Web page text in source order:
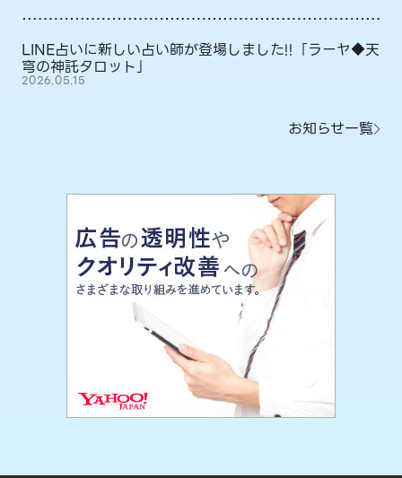
LINE占いに新しい占い師が登場しました!!「ラーヤ◆天
穹の神託タロット」
2026.05.15
お知らせ一覧